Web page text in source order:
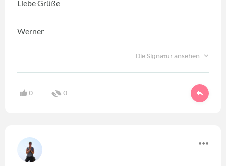
Liebe Grüße
Werner
Die Signatur ansehen
0 0